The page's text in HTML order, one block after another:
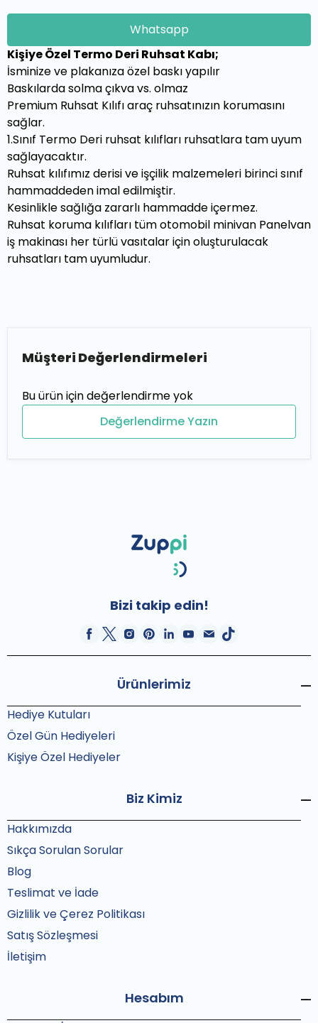
Whatsapp
Kişiye Özel Termo Deri Ruhsat Kabı;
İsminize ve plakanıza özel baskı yapılır
Baskılarda solma çıkva vs. olmaz
Premium Ruhsat Kılıfı araç ruhsatınızın korumasını
sağlar.
1.Sınıf Termo Deri ruhsat kılıfları ruhsatlara tam uyum
sağlayacaktır.
Ruhsat kılıfımız derisi ve işçilik malzemeleri birinci sınıf
hammaddeden imal edilmiştir.
Kesinlikle sağlığa zararlı hammadde içermez.
Ruhsat koruma kılıfları tüm otomobil minivan Panelvan
iş makinası her türlü vasıtalar için oluşturulacak
ruhsatları tam uyumludur.
Müşteri Değerlendirmeleri
Bu ürün için değerlendirme yok
Değerlendirme Yazın
Bizi takip edin!
Ürünlerimiz
Hediye Kutuları
Özel Gün Hediyeleri
Kişiye Özel Hediyeler
Biz Kimiz
Hakkımızda
Sıkça Sorulan Sorular
Blog
Teslimat ve İade
Gizlilik ve Çerez Politikası
Satış Sözleşmesi
İletişim
Hesabım